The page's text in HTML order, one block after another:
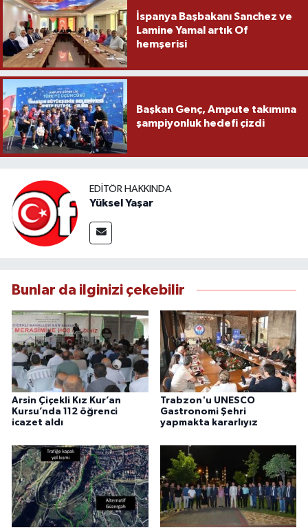
İspanya Başbakanı Sanchez ve
Lamine Yamal artık Of
hemşerisi
Başkan Genç, Ampute takımına
şampiyonluk hedefi çizdi
EDITÖR HAKKINDA
Yüksel Yaşar
Bunlar da ilginizi çekebilir
Arsin Çiçekli Kız Kur’an
Kursu’nda 112 öğrenci
icazet aldı
Trabzon'u UNESCO
Gastronomi Şehri
yapmakta kararlıyız